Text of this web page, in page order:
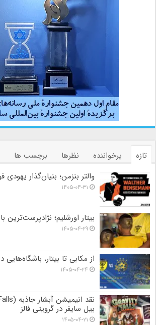
تازه پرخواننده نظرها
برچسب ها
والتر بنزمن؛ بنیان‌گذار یهودی
۱۴۰۵-۰۴-۳۱
بیتار اورشلیم؛ نژادپرست‌ترین
۱۴۰۵-۰۴-۲۹
از مکابی تا بیتار،
۱۴۰۵-۰۴-۲۴
بیل سایفر در گرویتی فالز
۱۴۰۵-۰۴-۲۱